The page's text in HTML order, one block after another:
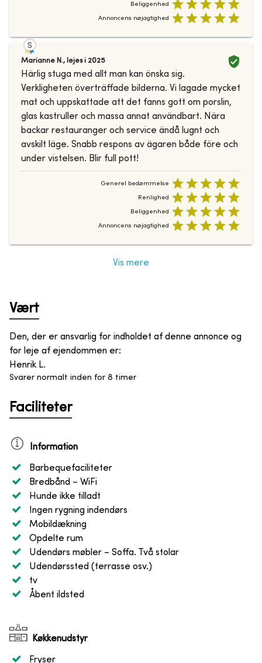
Beliggenhed
Annoncens nøjagtighed
Marianne N., lejes i 2025
Härlig stuga med allt man kan önska sig.
Verkligheten överträffade bilderna. Vi lagade mycket
mat och uppskattade att det fanns gott om porslin,
glas kastruller och massa annat användbart. Nära
backar restauranger och service ändå lugnt och
avskilt läge. Snabb respons av ägaren både före och
under vistelsen. Blir full pott!
Generel bedømmelse
Renlighed
Beliggenhed
Annoncens nøjagtighed
Vis mere
Vært
Den, der er ansvarlig for indholdet af denne annonce og
for leje af ejendommen er:
Henrik L.
Svarer normalt inden for 8 timer
Faciliteter
Information
Barbequefaciliteter
Bredbånd – WiFi
Hunde ikke tilladt
Ingen rygning indendørs
Mobildækning
Opdelte rum
Udendørs møbler – Soffa. Två stolar
Udendørssted (terrasse osv.)
tv
Åbent ildsted
Køkkenudstyr
Fryser